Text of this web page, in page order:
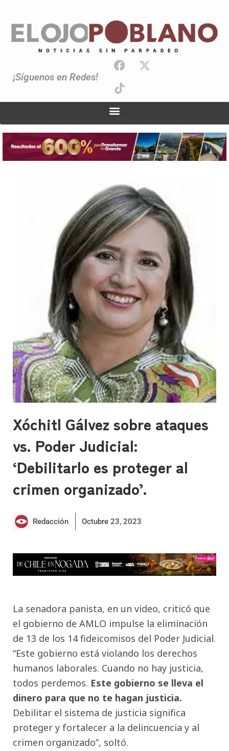
¡Síguenos en Redes!
Xóchitl Gálvez sobre ataques
vs. Poder Judicial:
‘Debilitarlo es proteger al
crimen organizado’.
Redacción Octubre 23, 2023
La senadora panista, en un video, criticó que
el gobierno de AMLO impulse la eliminación
de 13 de los 14 fideicomisos del Poder Judicial.
“Este gobierno está violando los derechos
humanos laborales. Cuando no hay justicia,
todos perdemos. Este gobierno se lleva el
dinero para que no te hagan justicia.
Debilitar el sistema de justicia significa
proteger y fortalecer a la delincuencia y al
crimen organizado”, soltó.